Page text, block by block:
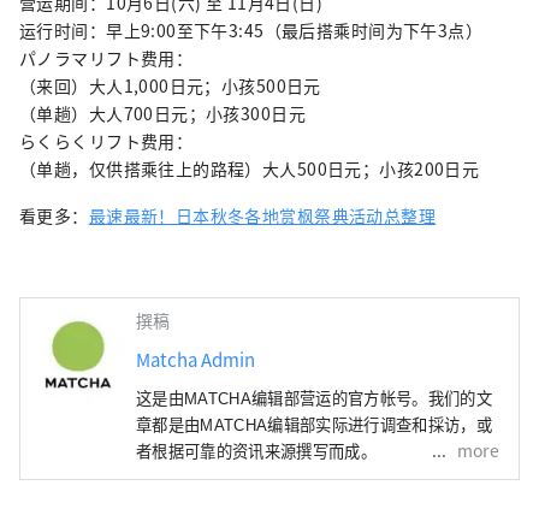
运行时间：早上9:00至下午3:45（最后搭乘时间为下午3点）
パノラマリフト费用：
（来回）大人1,000日元；小孩500日元
（单趟）大人700日元；小孩300日元
らくらくリフト费用：
（单趟，仅供搭乘往上的路程）大人500日元；小孩200日元
看更多： 最速最新！日本秋冬各地赏枫祭典活动总整理
撰稿
Matcha Admin
这是由MATCHA编辑部营运的官方帐号。我们的文
章都是由MATCHA编辑部实际进行调查和採访，或
者根据可靠的资讯来源撰写而成。
more